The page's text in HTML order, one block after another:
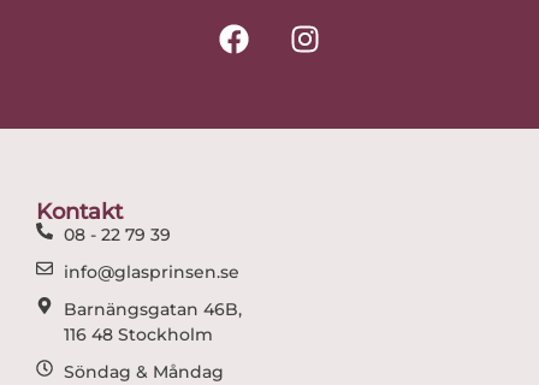
F
a
I
n
Kontakt
08 - 22 79 39
info@glasprinsen.se
Barnängsgatan 46B,
116 48 Stockholm
Söndag & Måndag